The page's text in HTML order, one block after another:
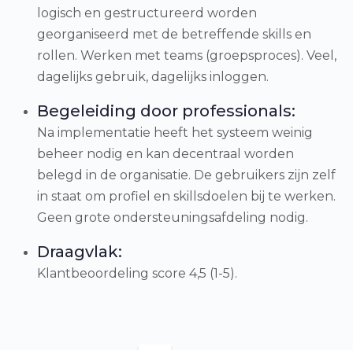
logisch en gestructureerd worden
georganiseerd met de betreffende skills en
rollen. Werken met teams (groepsproces). Veel,
dagelijks gebruik, dagelijks inloggen.
Begeleiding door professionals:
Na implementatie heeft het systeem weinig
beheer nodig en kan decentraal worden
belegd in de organisatie. De gebruikers zijn zelf
in staat om profiel en skillsdoelen bij te werken.
Geen grote ondersteuningsafdeling nodig.
Draagvlak:
Klantbeoordeling score 4,5 (1-5).